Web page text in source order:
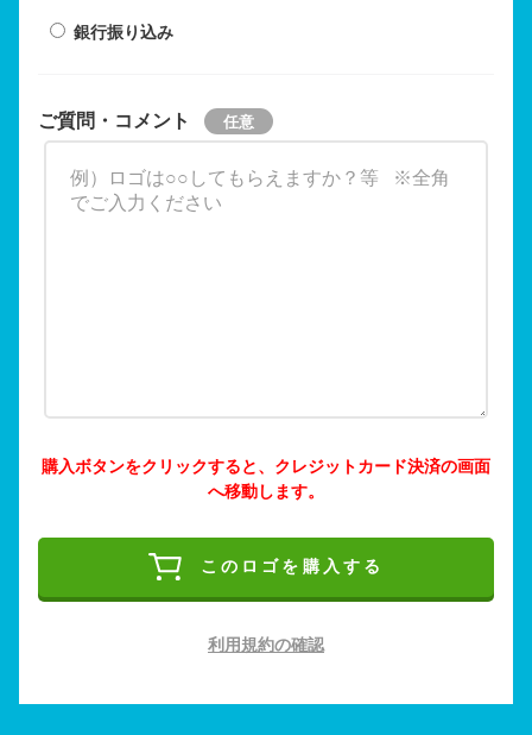
銀行振り込み
ご質問・コメント
購入ボタンをクリックすると、クレジットカード決済の画面
へ移動します。
このロゴを購入する
利用規約の確認